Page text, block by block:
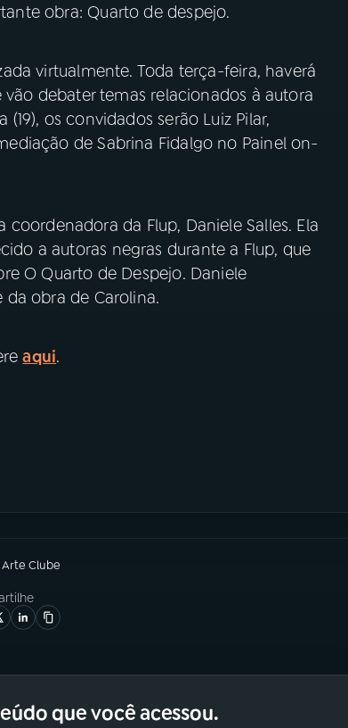
obra: Quarto de despejo.
virtualmente. Toda terça-feira, haverá
debater temas relacionados à autora
os convidados serão Luiz Pilar,
de Sabrina Fidalgo no Painel on-
da Flup, Daniele Salles. Ela
a autoras negras durante a Flup, que
O Quarto de Despejo. Daniele
obra de Carolina.
aqui.
Arte Clube
que você acessou.